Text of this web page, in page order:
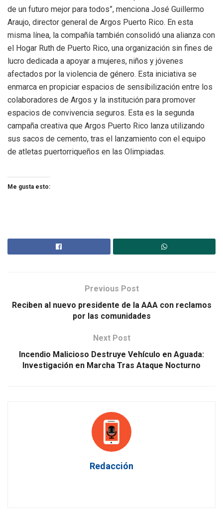
de un futuro mejor para todos”, menciona José Guillermo
Araujo, director general de Argos Puerto Rico. En esta
misma línea, la compañía también consolidó una alianza con
el Hogar Ruth de Puerto Rico, una organización sin fines de
lucro dedicada a apoyar a mujeres, niños y jóvenes
afectados por la violencia de género. Esta iniciativa se
enmarca en propiciar espacios de sensibilización entre los
colaboradores de Argos y la institución para promover
espacios de convivencia seguros. Esta es la segunda
campaña creativa que Argos Puerto Rico lanza utilizando
sus sacos de cemento, tras el lanzamiento con el equipo
de atletas puertorriqueños en las Olimpiadas.
Me gusta esto:
Previous Post
Reciben al nuevo presidente de la AAA con reclamos
por las comunidades
Next Post
Incendio Malicioso Destruye Vehículo en Aguada:
Investigación en Marcha Tras Ataque Nocturno
Redacción